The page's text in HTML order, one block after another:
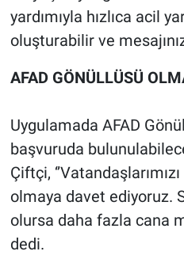
yardımıyla hızlıca acil
oluşturabilir ve
AFAD GÖNÜLLÜSÜ
Uygulamada AFAD
başvuruda
Çiftçi,
olmaya davet ediyoruz.
olursa daha fazla cana
dedi.